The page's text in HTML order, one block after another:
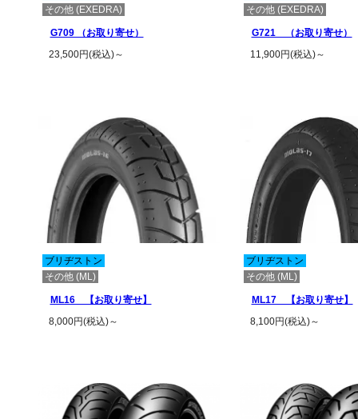
その他 (EXEDRA)
G709 （お取り寄せ）
23,500円(税込)～
その他 (EXEDRA)
G721 （お取り寄せ）
11,900円(税込)～
ブリヂストン
その他 (ML)
ML16 【お取り寄せ】
8,000円(税込)～
ブリヂストン
その他 (ML)
ML17 【お取り寄せ】
8,100円(税込)～